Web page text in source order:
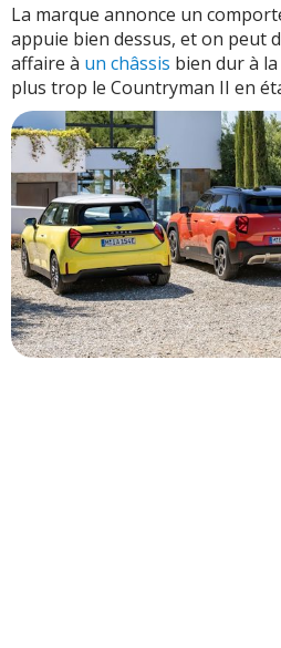
La marque annonce un
appuie bien dessus, et on peut
affaire à un châssis bien dur à
plus trop le Countryman II en